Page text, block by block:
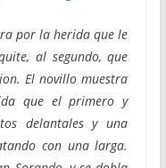
por la herida que le
al segundo, que
El novillo muestra
que el primero y
delantales y una
con una larga.